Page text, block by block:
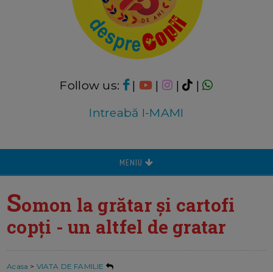
Follow us: | | |
|
Intreabă I-MAMI
MENIU
Somon la grătar și cartofi
copți - un altfel de gratar
Acasa > VIATA DE FAMILIE